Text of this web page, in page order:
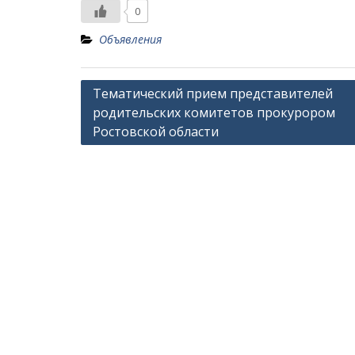
0
Объявления
Навигация
по
записям
Тематический прием представителей
родительских комитетов прокурором
Ростовской области